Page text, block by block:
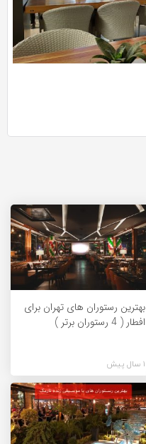
بهترین رستوران های تهران برای
افطار ( 4 رستوران برتر )
1 سال پیش